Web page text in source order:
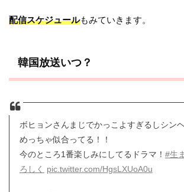
配信スケジュールもみていきます。
韓国放送いつ？
ボヒョンさんまじでかっこよすぎるしシン
めっちゃ似合ってる！！
今のところ1番楽しみにしてるドラマ！ #生
ろしく
pic.twitter.com/HgsLXUoA0u